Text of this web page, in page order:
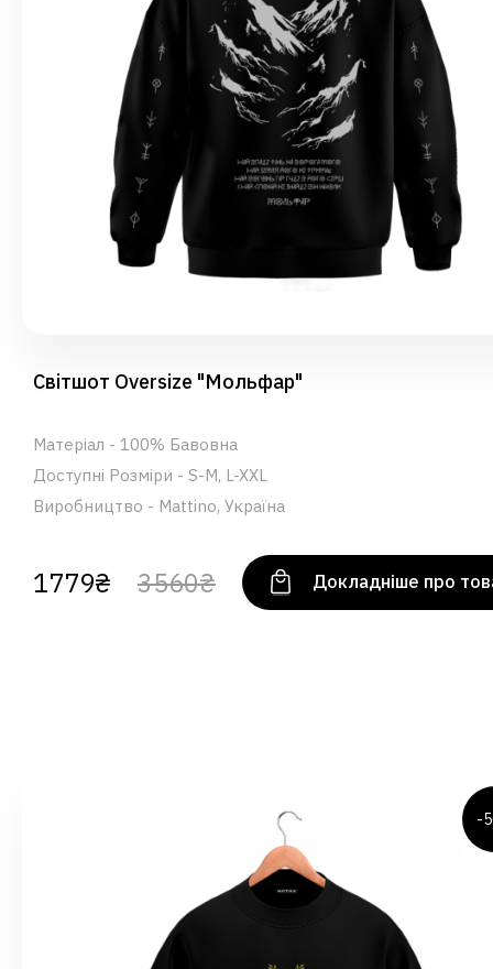
Світшот Oversize "Мольфар"
Матеріал - 100% Бавовна
Доступні Розміри - S-M, L-XXL
Виробництво - Mattino, Україна
1779₴ 3560₴ Докладніше про
-